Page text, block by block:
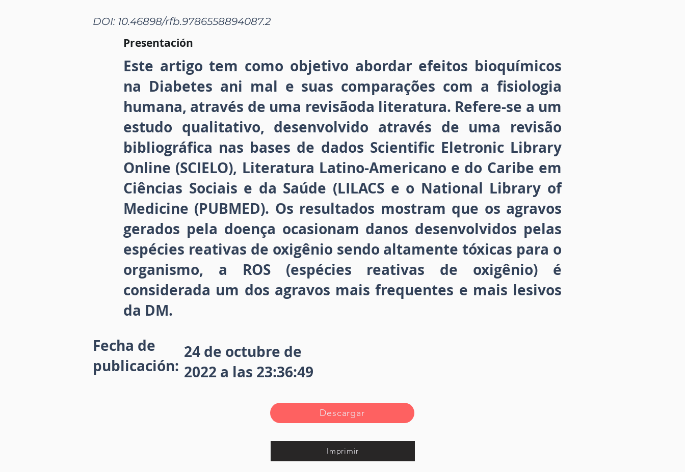
DOI: 10.46898/rfb.9786558894087.2
Presentación
Este artigo tem como objetivo abordar efeitos bioquímicos
na Diabetes ani mal e suas comparações com a fisiologia
humana, através de uma revisãoda literatura. Refere-se a um
estudo qualitativo, desenvolvido através de uma revisão
bibliográfica nas bases de dados Scientific Eletronic Library
Online (SCIELO), Literatura Latino-Americano e do Caribe em
Ciências Sociais e da Saúde (LILACS e o National Library of
Medicine (PUBMED). Os resultados mostram que os agravos
gerados pela doença ocasionam danos desenvolvidos pelas
espécies reativas de oxigênio sendo altamente tóxicas para o
organismo, a ROS (espécies reativas de oxigênio) é
considerada um dos agravos mais frequentes e mais lesivos
da DM.
Fecha de
publicación:
24 de octubre de
2022 a las 23:36:49
Descargar
Imprimir